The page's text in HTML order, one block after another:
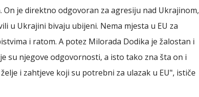
On je direktno odgovoran za agresiju nad Ukrajinom,
u Ukrajini bivaju ubijeni. Nema mjesta u EU za
i ratom. A potez Milorada Dodika je žalostan i
su njegove odgovornosti, a isto tako zna šta on i
i zahtjeve koji su potrebni za ulazak u EU", ističe